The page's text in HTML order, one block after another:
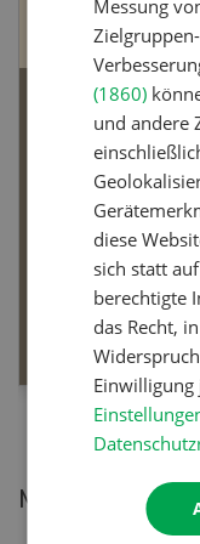
Bio-Artikel
Dossier Bio-
Meistgelesene
Messung
(1860)
und andere
diese
sich statt
berechtigte
das Recht,
Einwilligung